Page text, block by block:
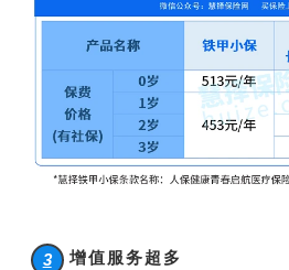
增值服务超多
3